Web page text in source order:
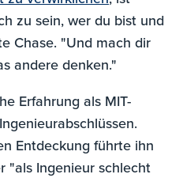
zu sein, wer du bist und
Chase. "Und mach dir
andere denken."
Erfahrung als MIT-
Entdeckung führte ihn
"als Ingenieur schlecht